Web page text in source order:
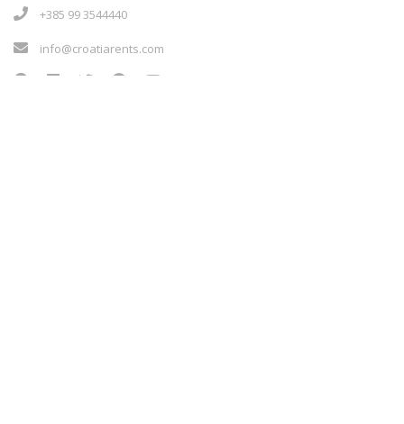
+385 99 3544440
info@croatiarents.com